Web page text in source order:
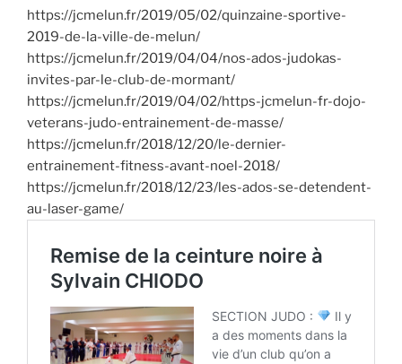
https://jcmelun.fr/2019/05/02/quinzaine-sportive-
2019-de-la-ville-de-melun/
https://jcmelun.fr/2019/04/04/nos-ados-judokas-
invites-par-le-club-de-mormant/
https://jcmelun.fr/2019/04/02/https-jcmelun-fr-dojo-
veterans-judo-entrainement-de-masse/
https://jcmelun.fr/2018/12/20/le-dernier-
entrainement-fitness-avant-noel-2018/
https://jcmelun.fr/2018/12/23/les-ados-se-detendent-
au-laser-game/